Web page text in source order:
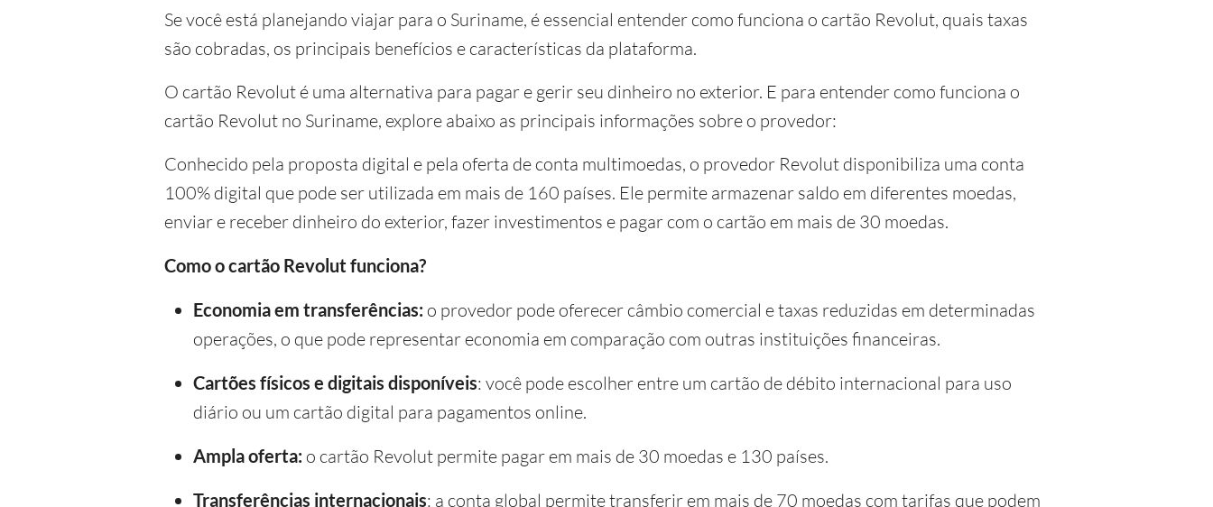
Se você está planejando viajar para o Suriname, é essencial entender como funciona o cartão Revolut, quais taxas
são cobradas, os principais benefícios e características da plataforma.
O cartão Revolut é uma alternativa para pagar e gerir seu dinheiro no exterior. E para entender como funciona o
cartão Revolut no Suriname, explore abaixo as principais informações sobre o provedor:
Conhecido pela proposta digital e pela oferta de conta multimoedas, o provedor Revolut disponibiliza uma conta
100% digital que pode ser utilizada em mais de 160 países. Ele permite armazenar saldo em diferentes moedas,
enviar e receber dinheiro do exterior, fazer investimentos e pagar com o cartão em mais de 30 moedas.
Como o cartão Revolut funciona?
Economia em transferências: o provedor pode oferecer câmbio comercial e taxas reduzidas em determinadas
operações, o que pode representar economia em comparação com outras instituições financeiras.
Cartões físicos e digitais disponíveis: você pode escolher entre um cartão de débito internacional para uso
diário ou um cartão digital para pagamentos online.
Ampla oferta: o cartão Revolut permite pagar em mais de 30 moedas e 130 países.
Transferências internacionais: a conta global permite transferir em mais de 70 moedas com tarifas que podem